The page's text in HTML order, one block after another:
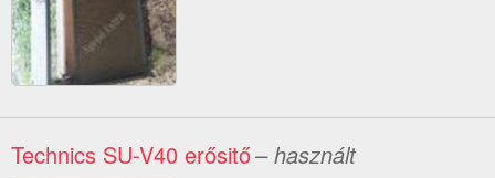
Technics SU-V40 erősitő– használt